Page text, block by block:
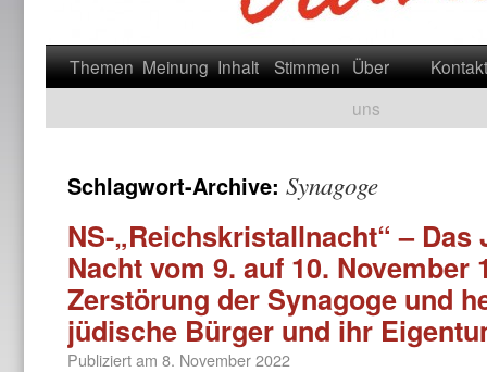
Themen Meinung Inhalt Stimmen Über
uns
Kontakt
Schlagwort-Archive: Synagoge
NS-„Reichskristallnacht“ –
Nacht vom 9. auf 10. November
Zerstörung der Synagoge und
jüdische Bürger und ihr
Publiziert am 8. November 2022